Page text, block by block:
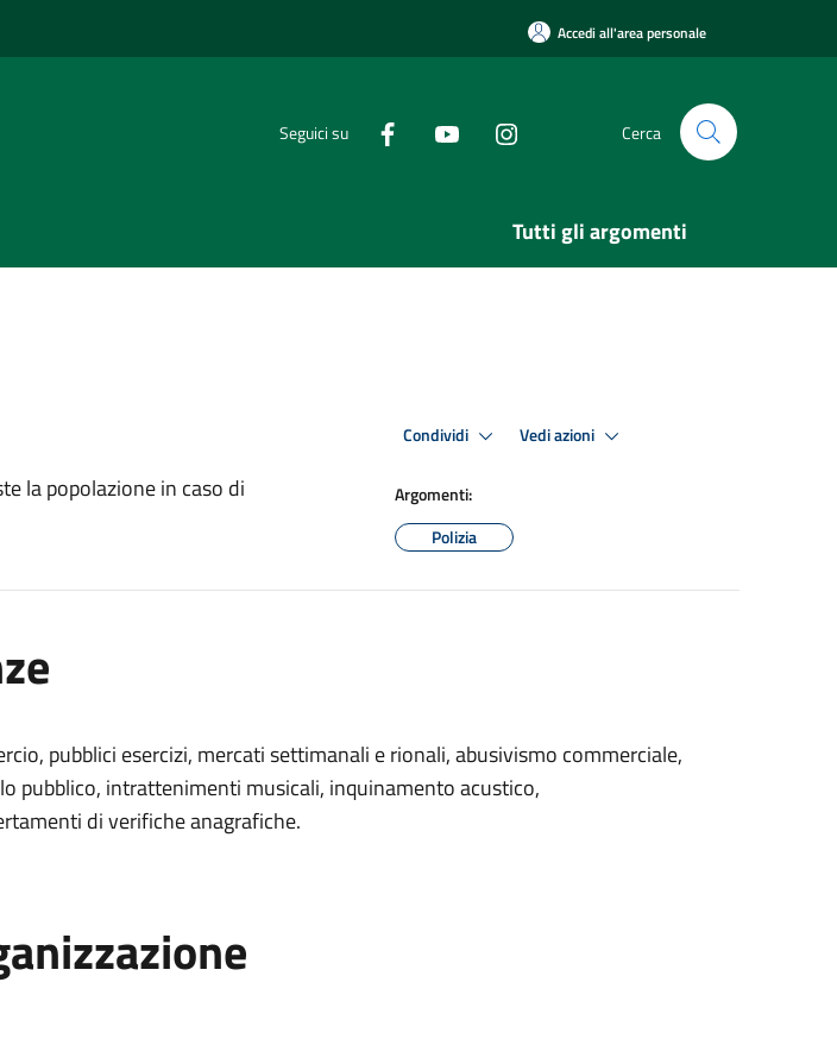
Accedi all'area personale
Seguici su Cerca
Tutti gli argomenti
la popolazione in caso di
Condividi Vedi azioni
Argomenti:
Polizia
pubblici esercizi, mercati settimanali e rionali, abusivismo commerciale,
pubblico, intrattenimenti musicali, inquinamento acustico,
di verifiche anagrafiche.